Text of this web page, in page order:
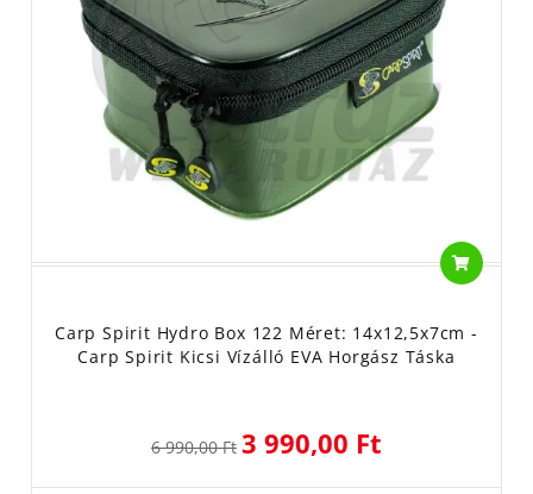
Carp Spirit Hydro Box 122 Méret: 14x12,5x7cm -
Carp Spirit Kicsi Vízálló EVA Horgász Táska
6 990,00 Ft 3 990,00 Ft